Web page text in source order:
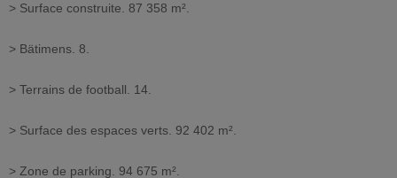
> Surface construite. 87 358 m².
> Bätimens. 8.
> Terrains de football. 14.
> Surface des espaces verts. 92 402 m².
> Zone de parking. 94 675 m².